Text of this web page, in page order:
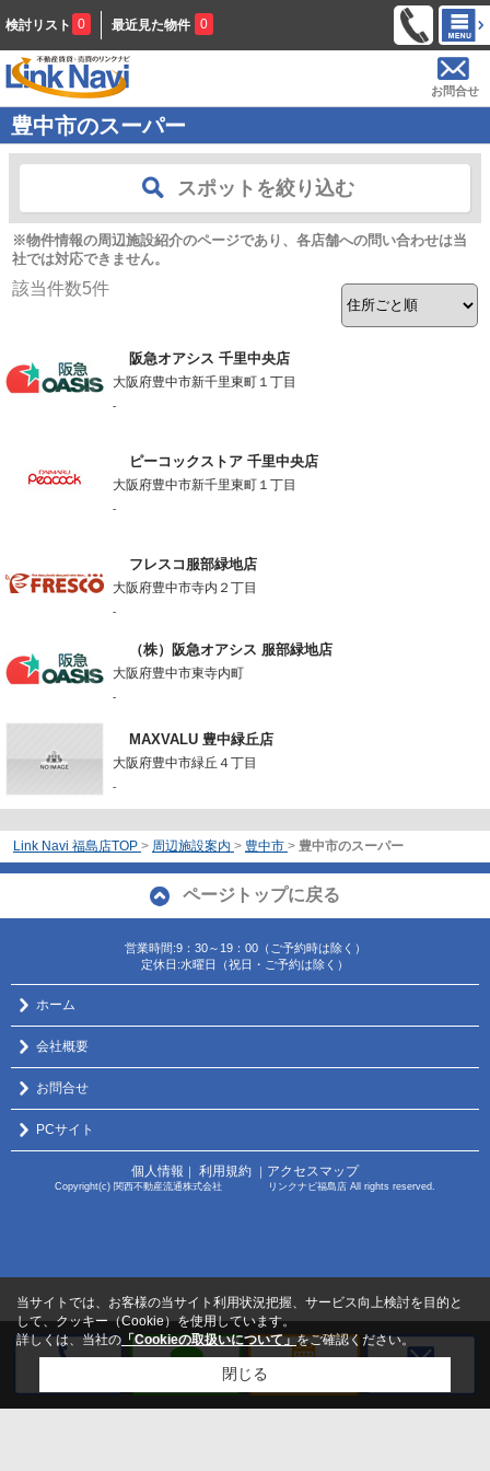
検討リスト 0 最近見た物件 0
お問合せ
豊中市のスーパー
スポットを絞り込む
※物件情報の周辺施設紹介のページであり、各店舗への問い合わせは当
社では対応できません。
該当件数5件
阪急オアシス 千里中央店
大阪府豊中市新千里東町１丁目
-
ピーコックストア 千里中央店
大阪府豊中市新千里東町１丁目
-
フレスコ服部緑地店
大阪府豊中市寺内２丁目
-
（株）阪急オアシス 服部緑地店
大阪府豊中市東寺内町
-
MAXVALU 豊中緑丘店
大阪府豊中市緑丘４丁目
-
Link Navi 福島店TOP > 周辺施設案内 > 豊中市 > 豊中市のスーパー
ページトップに戻る
営業時間:9：30～19：00（ご予約時は除く）
定休日:水曜日（祝日・ご予約は除く）
ホーム
会社概要
お問合せ
PCサイト
個人情報 ｜ 利用規約 ｜ アクセスマップ
Copyright(c) 関西不動産流通株式会社 リンクナビ福島店 All rights reserved.
当サイトでは、お客様の当サイト利用状況把握、サービス向上検討を目的と
して、クッキー（Cookie）を使用しています。
詳しくは、当社の 「Cookieの取扱いについて」をご確認ください。
閉じる